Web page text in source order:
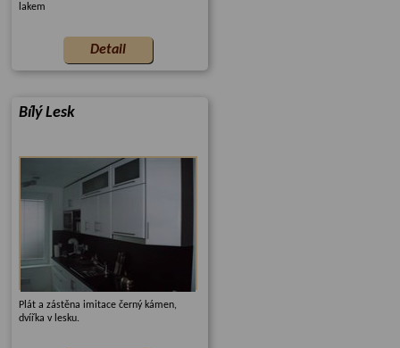
lakem
Bílý Lesk
Plát a zástěna imitace černý kámen,
dvířka v lesku.